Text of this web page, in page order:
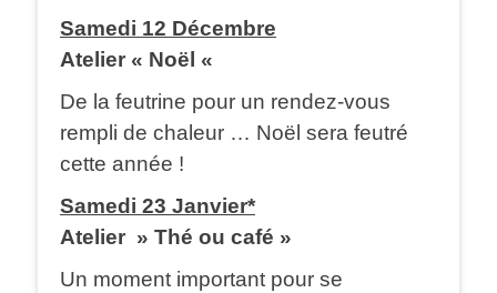
Samedi 12 Décembre
Atelier « Noël «
De la feutrine pour un rendez-vous
rempli de chaleur … Noël sera feutré
cette année !
Samedi 23 Janvier*
Atelier » Thé ou café »
Un moment important pour se